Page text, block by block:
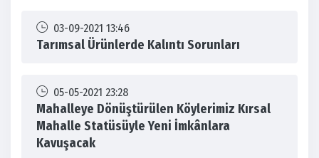
03-09-2021 13:46
Tarımsal Ürünlerde Kalıntı Sorunları
05-05-2021 23:28
Mahalleye Dönüştürülen Köylerimiz Kırsal
Mahalle Statüsüyle Yeni İmkânlara
Kavuşacak